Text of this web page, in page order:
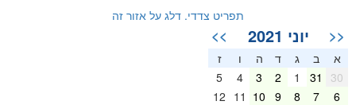
תפריט צדדי. דלג על אזור זה
<< יוני 2021 >>
א ב ג ד ה
ז
30
31
2
3
4
5
6
7
8
9
10
11
12